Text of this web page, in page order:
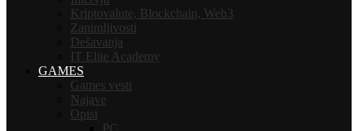
Kriptovalute, Blockchain, Web3
Zanimljivosti
Dešavanja
IT Elite Academy
GAMES
Games vesti
Najave
Opisi
PC